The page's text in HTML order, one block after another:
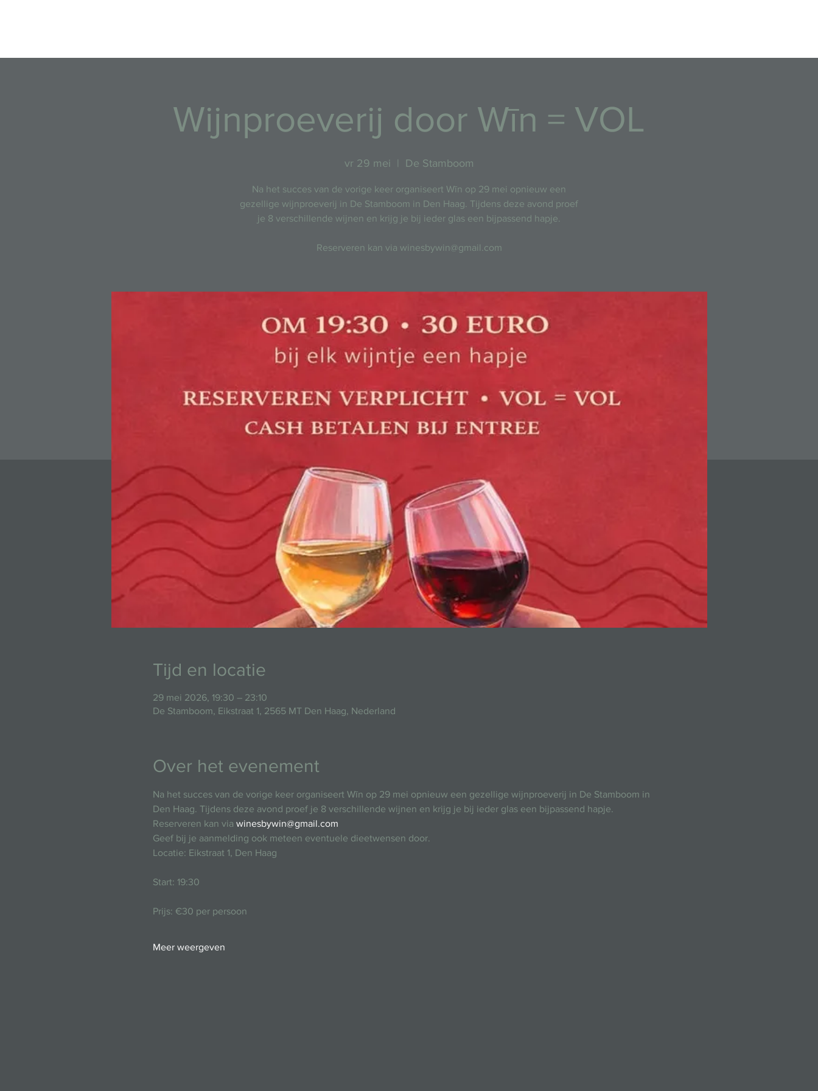
Wijnproeverij door Wīn = VOL
vr 29 mei De Stamboom
Na het succes van de vorige keer organiseert Wīn op 29 mei opnieuw een
gezellige wijnproeverij in De Stamboom in Den Haag. Tijdens deze avond proef
je 8 verschillende wijnen en krijg je bij ieder glas een bijpassend hapje.
Reserveren kan via winesbywin@gmail.com
Tijd en locatie
29 mei 2026, 19:30 – 23:10
De Stamboom, Eikstraat 1, 2565 MT Den Haag, Nederland
Over het evenement
Na het succes van de vorige keer organiseert Wīn op 29 mei opnieuw een gezellige wijnproeverij in De Stamboom in
Den Haag. Tijdens deze avond proef je 8 verschillende wijnen en krijg je bij ieder glas een bijpassend hapje.
Reserveren kan via winesbywin@gmail.com
Geef bij je aanmelding ook meteen eventuele dieetwensen door.
Locatie: Eikstraat 1, Den Haag
Start: 19:30
Prijs: €30 per persoon
Meer weergeven